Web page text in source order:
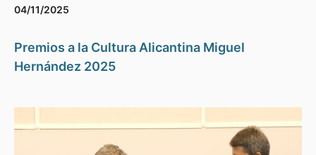
04/11/2025
Premios a la Cultura Alicantina Miguel
Hernández 2025